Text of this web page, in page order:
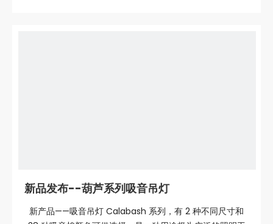
新品发布--葫芦系列吸音吊灯
新产品——吸音吊灯 Calabash 系列，有 2 种不同尺寸和